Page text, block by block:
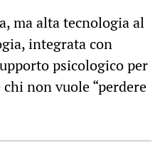
ma alta tecnologia al
integrata con
psicologico per
non vuole “perdere